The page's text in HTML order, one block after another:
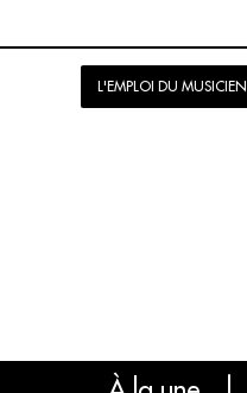
L'EMPLOI DU MUSICIEN